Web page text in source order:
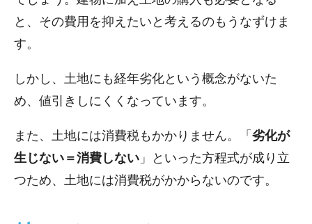
と、その費用を抑えたいと考えるのもうなずけま
す。
しかし、土地にも経年劣化という概念がないた
め、値引きしにくくなっています。
また、土地には消費税もかかりません。「 劣化が
生じない＝消費しない 」といった方程式が成り立
つため、土地には消費税がかからないのです。